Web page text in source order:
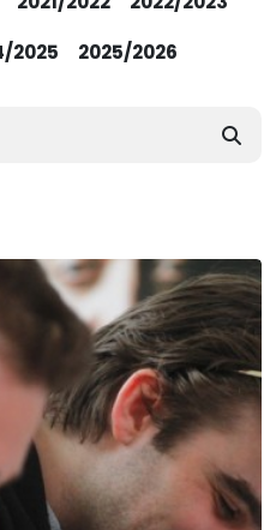
2025 2025/2026